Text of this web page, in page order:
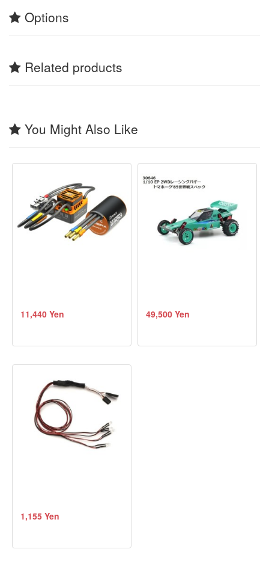
Options
Related products
You Might Also Like
11,440 Yen 49,500 Yen
1,155 Yen